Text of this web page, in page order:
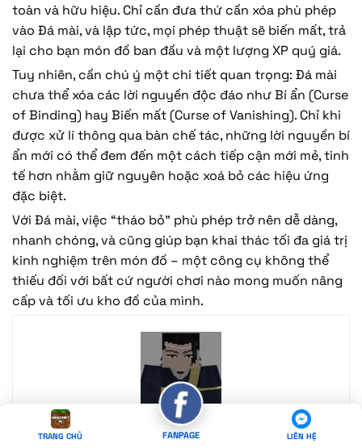
toàn và hữu hiệu. Chỉ cần đưa thứ cần xóa phù phép
vào Đá mài, và lập tức, mọi phép thuật sẽ biến mất, trả
lại cho bạn món đồ ban đầu và một lượng XP quý giá.
Tuy nhiên, cần chú ý một chi tiết quan trọng: Đá mài
chưa thể xóa các lời nguyền độc đáo như Bí ẩn (Curse
of Binding) hay Biến mất (Curse of Vanishing). Chỉ khi
được xử lí thông qua bàn chế tác, những lời nguyền bí
ẩn mới có thể đem đến một cách tiếp cận mới mẻ, tinh
tế hơn nhằm giữ nguyên hoặc xoá bỏ các hiệu ứng
đặc biệt.
Với Đá mài, việc “tháo bỏ” phù phép trở nên dễ dàng,
nhanh chóng, và cũng giúp bạn khai thác tối đa giá trị
kinh nghiệm trên món đồ – một công cụ không thể
thiếu đối với bất cứ người chơi nào mong muốn nâng
cấp và tối ưu kho đồ của mình.
TRANG CHỦ FANPAGE LIÊN HỆ